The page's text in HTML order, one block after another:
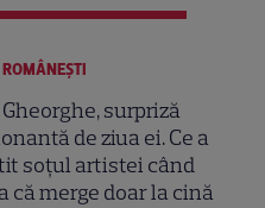
surpriză
de ziua ei. Ce a
soțul artistei când
că merge doar la cină